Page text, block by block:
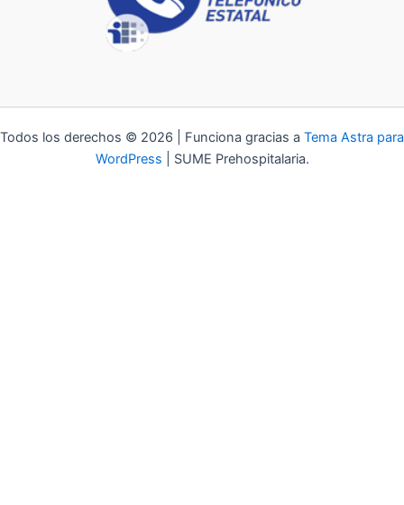
Todos los derechos © 2026 | Funciona gracias a Tema Astra para
WordPress | SUME Prehospitalaria.